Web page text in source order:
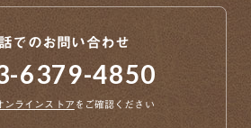
でのお問い合わせ
6379-4850
ンラインストア をご確認ください